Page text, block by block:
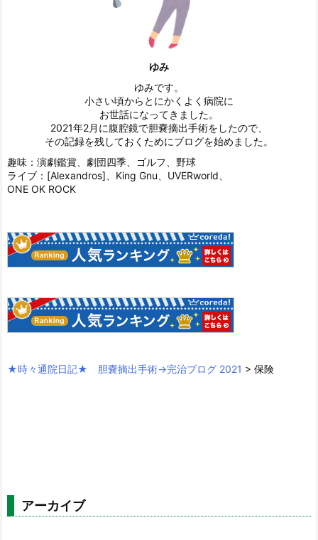
ゆみ
ゆみです。
小さい頃からとにかくよく病院に
お世話になってきました。
2021年2月に腹腔鏡で胆嚢摘出手術をしたので、
その記録を残しておくためにブログを始めました。
趣味：演劇鑑賞、劇団四季、ゴルフ、野球
ライブ：[Alexandros]、King Gnu、UVERworld、
ONE OK ROCK
★時々通院日記★ 胆嚢摘出手術→完治ブログ 2021 > 保険
アーカイブ